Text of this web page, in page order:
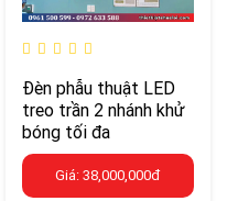
Đèn phẫu thuật LED
treo trần 2 nhánh khử
bóng tối đa
Giá: 38,000,000đ